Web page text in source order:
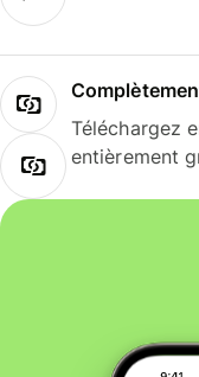
Téléchargez
entièrement